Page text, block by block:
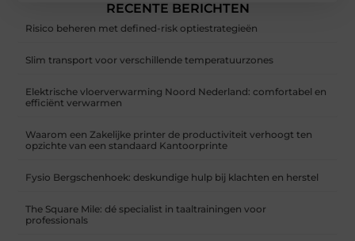
RECENTE BERICHTEN
Risico beheren met defined-risk optiestrategieën
Slim transport voor verschillende temperatuurzones
Elektrische vloerverwarming Noord Nederland: comfortabel en
efficiënt verwarmen
Waarom een Zakelijke printer de productiviteit verhoogt ten
opzichte van een standaard Kantoorprinte
Fysio Bergschenhoek: deskundige hulp bij klachten en herstel
The Square Mile: dé specialist in taaltrainingen voor
professionals